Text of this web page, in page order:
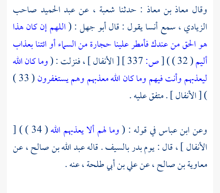
وقال معاذ بن معاذ : حدثنا شعبة ، عنعبد الحميد صاحب
الزيادي ، سمعأنسايقول : قالأبو جهل: (اللهم إن كان هذا
هو الحق من عندك فأمطر علينا حجارة من السماء أو ائتنا بعذاب
أليم( 32 ) )
[ص: [ الأنفال ] ، فنزلت : (وما كان الله
ليعذبهم وأنت فيهم وما كان الله معذبهم وهم يستغفرون
( 33 )
) [ الأنفال ] . متفق عليه .
وعنابن عباسفي قوله : (وما لهم ألا يعذبهم الله
( 34 ) ) [
الأنفال ] ، قال : يومبدربالسيف . قالهعبد الله بن صالح ،عن
معاوية بن صالح ،عنعلي بن أبي طلحة ،عنه .